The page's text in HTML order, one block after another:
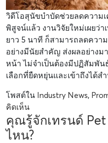
วิดีโอสุนัขบำบัดช่วยลดความ
พิสูจน์แล้ว งานวิจัยใหม่เผยว่
ยาว 5 นาที ก็สามารถลดควา
อย่างมีนัยสำคัญ ส่งผลอย่างม
หน้า ไม่จำเป็นต้องมีปฏิสัมพัน
เลือกที่ยืดหยุ่นและเข้าถึงได้ส
โพสต์ใน Industry News,
คิดเห็น
คุณรู้จักเทรนด์
ไหน?